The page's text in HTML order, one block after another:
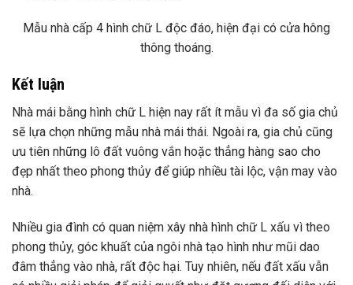
Mẫu nhà cấp 4 hình chữ L độc đáo, hiện đại có cửa hông
thông thoáng.
Kết luận
Nhà mái bằng hình chữ L hiện nay rất ít mẫu vì đa số gia chủ
sẽ lựa chọn những mẫu nhà mái thái. Ngoài ra, gia chủ cũng
ưu tiên những lô đất vuông vắn hoặc thẳng hàng sao cho
đẹp nhất theo phong thủy để giúp nhiều tài lộc, vận may vào
nhà.
Nhiều gia đình có quan niệm xây nhà hình chữ L xấu vì theo
phong thủy, góc khuất của ngôi nhà tạo hình như mũi dao
đâm thẳng vào nhà, rất độc hại. Tuy nhiên, nếu đất xấu vẫn